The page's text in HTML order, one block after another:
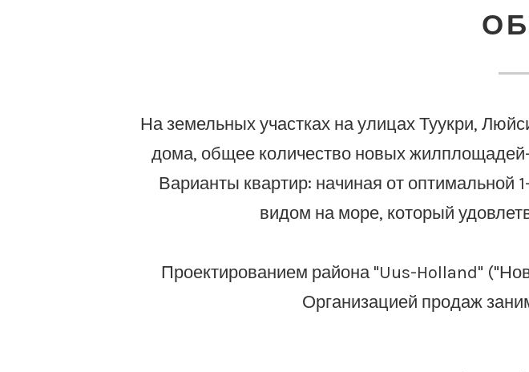
На земельных участках на улицах Туукри,
дома, общее количество новых
Варианты квартир: начиная от оптимальной
видом на море, который
Проектированием района "Uus-Holland"
Организацией продаж